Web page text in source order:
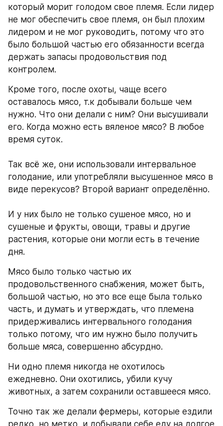
который морит голодом свое племя. Если лидер
не мог обеспечить свое племя, он был плохим
лидером и не мог руководить, потому что это
было большой частью его обязанности всегда
держать запасы продовольствия под
контролем.
Кроме того, после охоты, чаще всего
оставалось мясо, т.к добывали больше чем
нужно. Что они делали с ним? Они высушивали
его. Когда можно есть вяленое мясо? В любое
время суток.
Так всё же, они использовали интервальное
голодание, или употребляли высушенное мясо в
виде перекусов? Второй вариант определённо.
И у них было не только сушеное мясо, но и
сушеные и фрукты, овощи, травы и другие
растения, которые они могли есть в течение
дня.
Мясо было только частью их
продовольственного снабжения, может быть,
большой частью, но это все еще была только
часть, и думать и утверждать, что племена
придерживались интервального голодания
только потому, что им нужно было получить
больше мяса, совершенно абсурдно.
Ни одно племя никогда не охотилось
ежедневно. Они охотились, убили кучу
животных, а затем сохранили оставшееся мясо.
Точно так же делали фермеры, которые ездили
редко, но метко, и добывали себе еду на долгое